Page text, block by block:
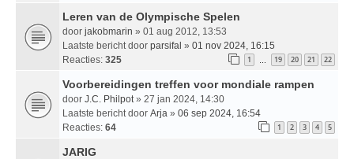
Leren van de Olympische Spelen
door jakobmarin » 01 aug 2012, 13:53
Laatste bericht door parsifal » 01 nov 2024, 16:15
Reacties: 325 1 … 19 20 21 22
Voorbereidingen treffen voor mondiale rampen
door J.C. Philpot » 27 jan 2024, 14:30
Laatste bericht door Arja » 06 sep 2024, 16:54
Reacties: 64 1 2 3 4 5
JARIG